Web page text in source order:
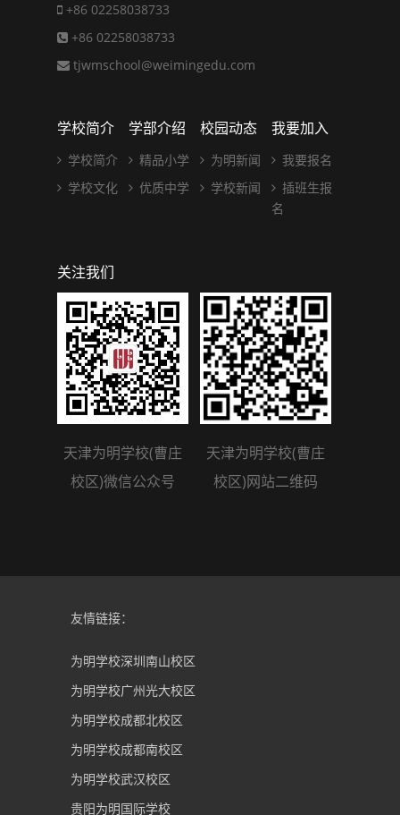
+86 02258038733
+86 02258038733
tjwmschool@weimingedu.com
学校简介
学校简介
学校文化
学部介绍
精品小学
优质中学
校园动态
为明新闻
学校新闻
我要加入
我要报名
插班生报
名
关注我们
天津为明学校(曹庄
校区)微信公众号
天津为明学校(曹庄
校区)网站二维码
友情链接：
为明学校深圳南山校区
为明学校广州光大校区
为明学校成都北校区
为明学校成都南校区
为明学校武汉校区
贵阳为明国际学校